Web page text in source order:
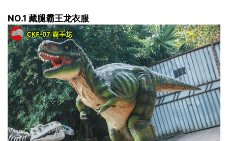
NO.1 藏腿霸王龙衣服